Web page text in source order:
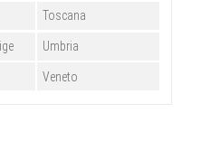
Toscana
Umbria
Veneto